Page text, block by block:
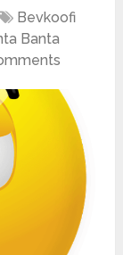
Bevkoofi
Banta